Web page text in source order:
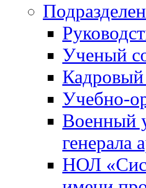
Ученый
Кадровый
Учебно-
Военный
НОЛ